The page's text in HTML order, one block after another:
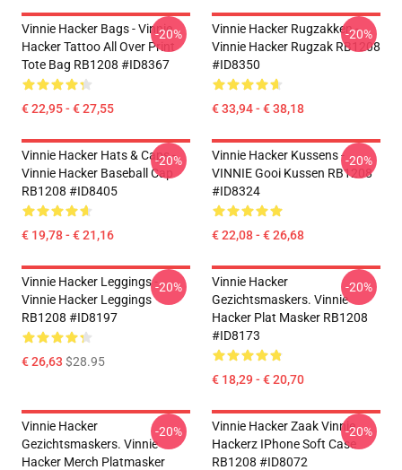
Vinnie Hacker Bags - Vinnie
Hacker Tattoo All Over Print
Tote Bag RB1208 #ID8367
€ 22,95 - € 27,55
-20%
Vinnie Hacker Rugzakken -
Vinnie Hacker Rugzak RB1208
#ID8350
€ 33,94 - € 38,18
-20%
Vinnie Hacker Hats & Caps -
Vinnie Hacker Baseball Cap
RB1208 #ID8405
€ 19,78 - € 21,16
-20%
Vinnie Hacker Kussens -
VINNIE Gooi Kussen RB1208
#ID8324
€ 22,08 - € 26,68
-20%
Vinnie Hacker Leggings -
Vinnie Hacker Leggings
RB1208 #ID8197
€ 26,63 $28.95
-20%
Vinnie Hacker
Gezichtsmaskers. Vinnie
Hacker Plat Masker RB1208
#ID8173
€ 18,29 - € 20,70
-20%
Vinnie Hacker
Gezichtsmaskers. Vinnie
Hacker Merch Platmasker
-20%
Vinnie Hacker Zaak Vinnie
Hackerz IPhone Soft Case
RB1208 #ID8072
-20%